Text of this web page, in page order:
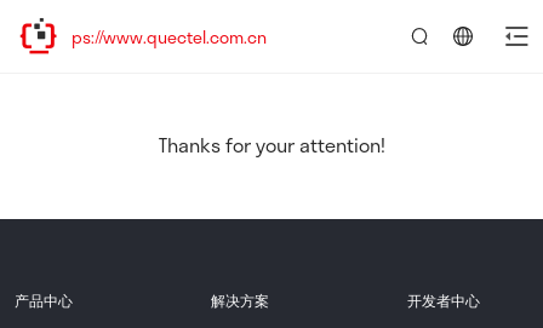
址：https://www.quectel.com.cn
Thanks for your attention!
产品中心 解决方案 开发者中心